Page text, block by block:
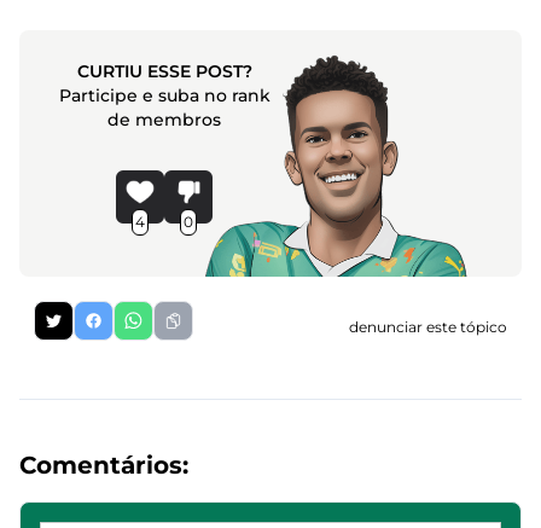
CURTIU ESSE POST?
Participe e suba no rank
de membros
4 0
denunciar este tópico
Comentários: